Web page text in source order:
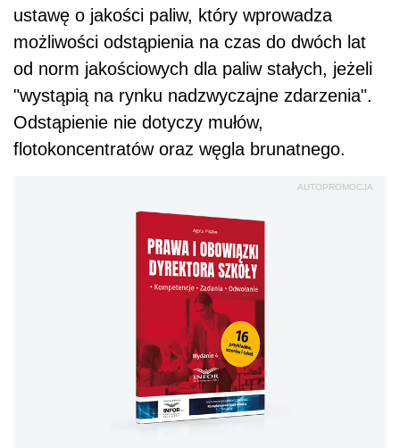
ustawę o jakości paliw, który wprowadza
możliwości odstąpienia na czas do dwóch lat
od norm jakościowych dla paliw stałych, jeżeli
"wystąpią na rynku nadzwyczajne zdarzenia".
Odstąpienie nie dotyczy mułów,
flotokoncentratów oraz węgla brunatnego.
AUTOPROMOCJA